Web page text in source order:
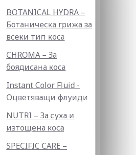
BOTANICAL HYDRA –
Ботаническа грижа за
всеки тип коса
CHROMA – За
боядисана коса
Instant Color Fluid -
Оцветяващи флуиди
NUTRI – За суха и
изтощена коса
SPECIFIC CARE –